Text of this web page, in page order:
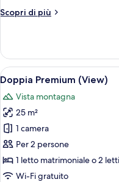
Scopri di più
Altri
Premium
(View)
Apri
tutte
le
foto
per
Doppia
Premium
(View)
6
Doppia Premium (View)
Vista montagna
25 m²
1 camera
Per 2 persone
1 letto matrimoniale o 2
Wi-Fi gratuito